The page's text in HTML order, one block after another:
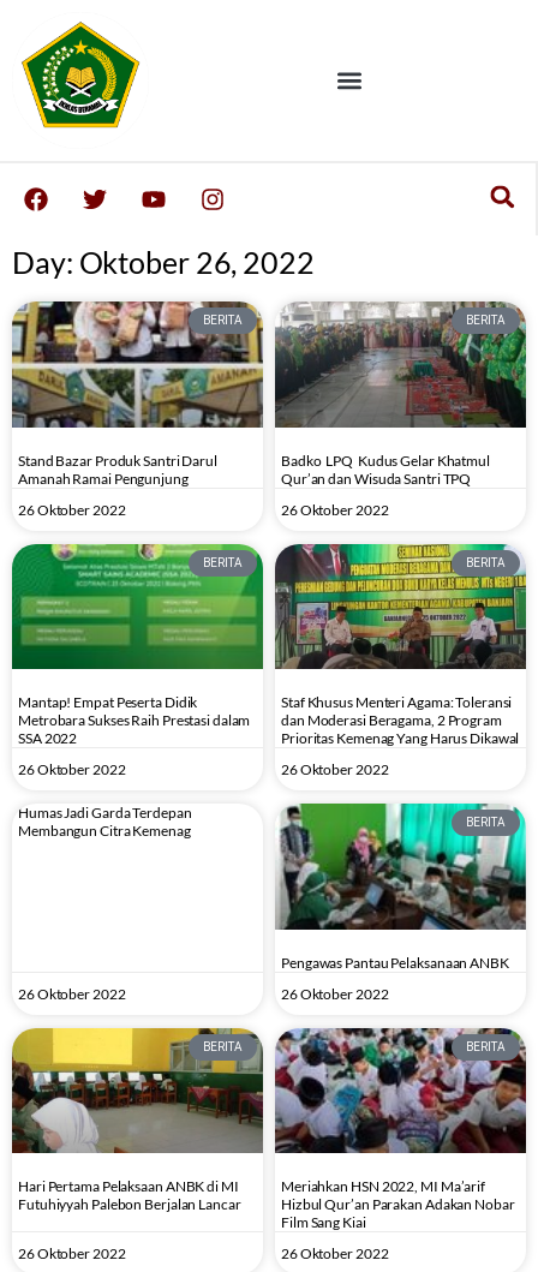
Day: Oktober 26, 2022
BERITA
Stand Bazar Produk Santri Darul
Amanah Ramai Pengunjung
26 Oktober 2022
BERITA
Badko LPQ Kudus Gelar Khatmul
Qur’an dan Wisuda Santri TPQ
26 Oktober 2022
BERITA
Mantap! Empat Peserta Didik
Metrobara Sukses Raih Prestasi dalam
SSA 2022
26 Oktober 2022
BERITA
Staf Khusus Menteri Agama: Toleransi
dan Moderasi Beragama, 2 Program
Prioritas Kemenag Yang Harus Dikawal
26 Oktober 2022
Humas Jadi Garda Terdepan
Membangun Citra Kemenag
26 Oktober 2022
BERITA
Pengawas Pantau Pelaksanaan ANBK
26 Oktober 2022
BERITA
Hari Pertama Pelaksaan ANBK di MI
Futuhiyyah Palebon Berjalan Lancar
26 Oktober 2022
BERITA
Meriahkan HSN 2022, MI Ma’arif
Hizbul Qur’an Parakan Adakan Nobar
Film Sang Kiai
26 Oktober 2022